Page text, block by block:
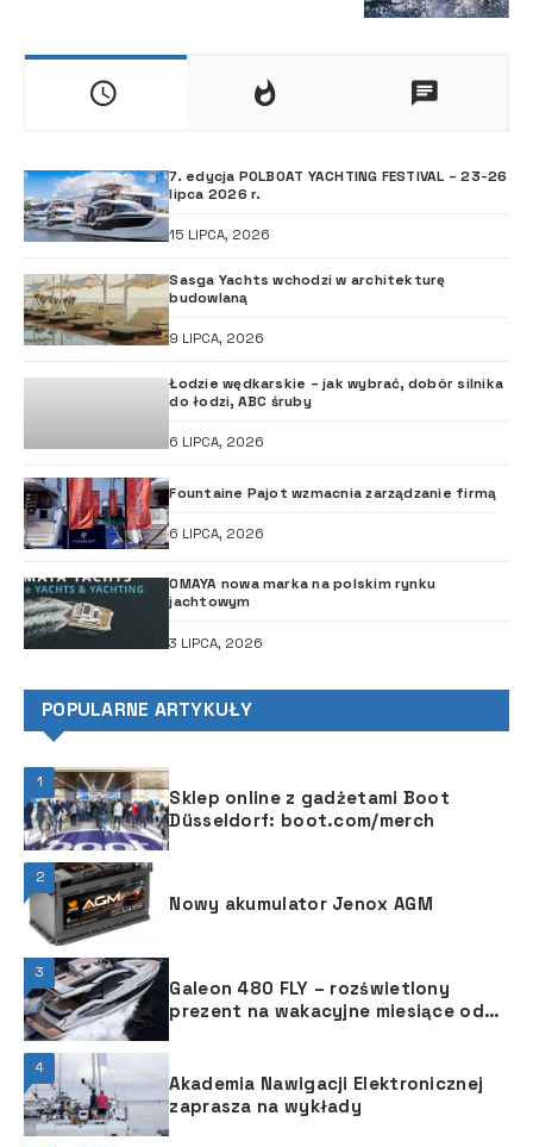
7. edycja POLBOAT YACHTING FESTIVAL – 23-26
lipca 2026 r.
15 LIPCA, 2026
Sasga Yachts wchodzi w architekturę
budowlaną
9 LIPCA, 2026
Łodzie wędkarskie – jak wybrać, dobór silnika
do łodzi, ABC śruby
6 LIPCA, 2026
Fountaine Pajot wzmacnia zarządzanie firmą
6 LIPCA, 2026
OMAYA nowa marka na polskim rynku
jachtowym
3 LIPCA, 2026
POPULARNE ARTYKUŁY
1
Sklep online z gadżetami Boot
Düsseldorf: boot.com/merch
2
Nowy akumulator Jenox AGM
3
Galeon 480 FLY – rozświetlony
prezent na wakacyjne miesiące od
4
Akademia Nawigacji Elektronicznej
zaprasza na wykłady